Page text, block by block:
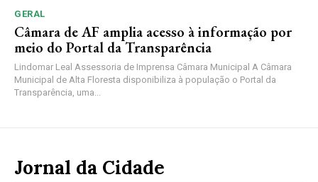
GERAL
Câmara de AF amplia acesso à informação por
meio do Portal da Transparência
Lindomar Leal Assessoria de Imprensa Câmara Municipal A Câmara
Municipal de Alta Floresta disponibiliza à população o Portal da
Transparência, uma...
Jornal da Cidade